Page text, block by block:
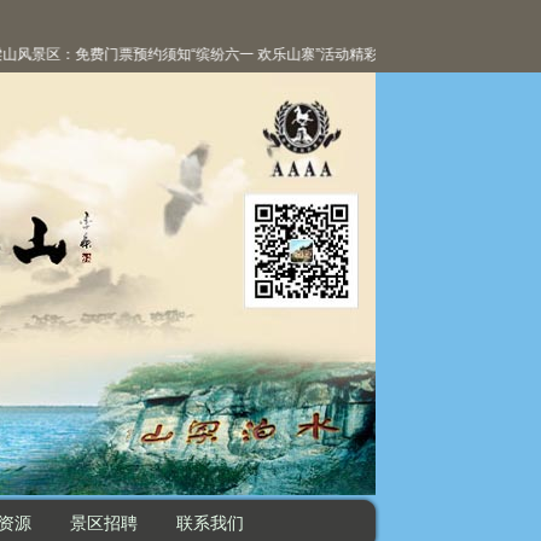
区：免费门票预约须知“缤纷六一 欢乐山寨”活动精彩纷呈水泊梁山风景区：6月1日
源 景区招聘 联系我们